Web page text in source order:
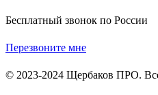
Бесплатный звонок по России
Перезвоните мне
© 2023-2024 Щербаков ПРО.